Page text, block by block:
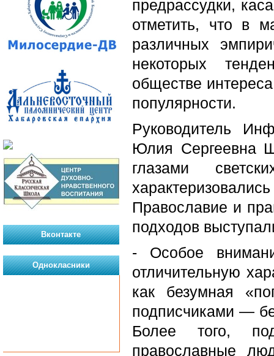
предрассудки,
отметить, что в
различных
некоторых
обществе
популярности.
Руководитель
Юлия Сергеевна
глазами
Православие и
подходов
- Особое
отличительную
как безумная
подписчиками —
Более того,
православные
Вконтакте
Однокласники